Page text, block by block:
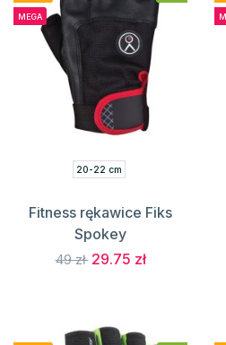
MEGA
20-22 cm
Fitness rękawice Fiks
Spokey
49 zł 29.75 zł